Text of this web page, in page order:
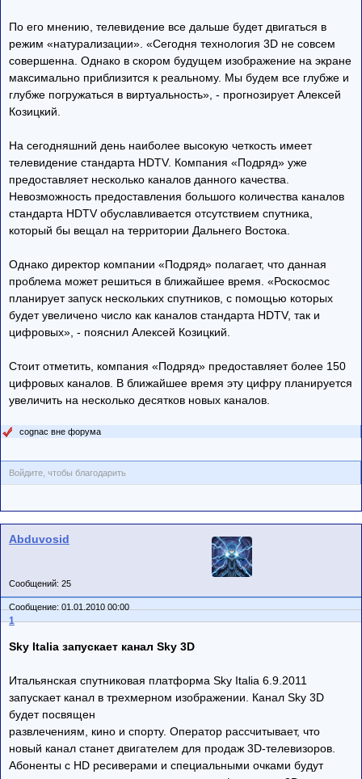
По его мнению, телевидение все дальше будет двигаться в
режим «натурализации». «Сегодня технология 3D не совсем
совершенна. Однако в скором будущем изображение на экране
максимально приблизится к реальному. Мы будем все глубже и
глубже погружаться в виртуальность», - прогнозирует Алексей
Козицкий.
На сегодняшний день наиболее высокую четкость имеет
телевидение стандарта HDTV. Компания «Подряд» уже
предоставляет несколько каналов данного качества.
Невозможность предоставления большого количества каналов
стандарта HDTV обуславливается отсутствием спутника,
который бы вещал на территории Дальнего Востока.
Однако директор компании «Подряд» полагает, что данная
проблема может решиться в ближайшее время. «Роскосмос
планирует запуск нескольких спутников, с помощью которых
будет увеличено число как каналов стандарта HDTV, так и
цифровых», - пояснил Алексей Козицкий.
Стоит отметить, компания «Подряд» предоставляет более 150
цифровых каналов. В ближайшее время эту цифру планируется
увеличить на несколько десятков новых каналов.
cognac вне форума
Войдите, чтобы благодарить
Abduvosid
Сообщений: 25
Сообщение: 01.01.2010 00:00
1
Sky Italia запускает канал Sky 3D
Итальянская спутниковая платформа Sky Italia 6.9.2011
запускает канал в трехмерном изображении. Канал Sky 3D
будет посвящен
развлечениям, кино и спорту. Оператор рассчитывает, что
новый канал станет двигателем для продаж 3D-телевизоров.
Абоненты с HD ресиверами и специальными очками будут